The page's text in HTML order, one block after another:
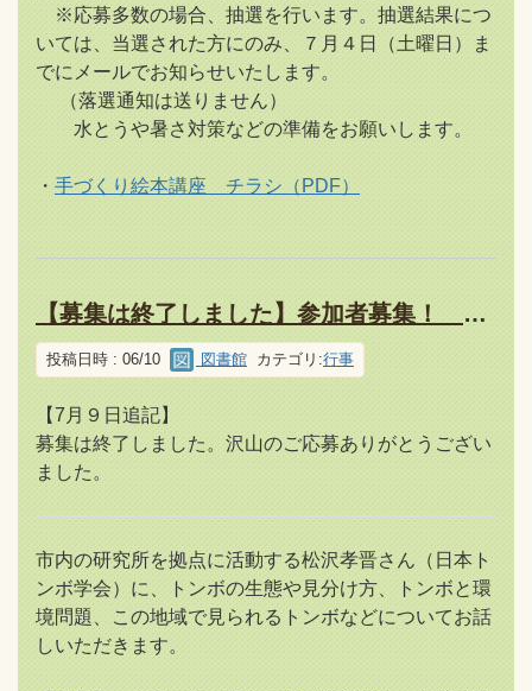
※応募多数の場合、抽選を行います。抽選結果につ
いては、当選された方にのみ、７月４日（土曜日）ま
でにメールでお知らせいたします。
（落選通知は送りません）
水とうや暑さ対策などの準備をお願いします。
・ 手づくり絵本講座 チラシ（PDF）
【募集は終了しました】参加者募集！ 講座「トンボはかせのトンボのはなし」
投稿日時 : 06/10 図書館 カテゴリ:行事
【7月９日追記】
募集は終了しました。沢山のご応募ありがとうござい
ました。
市内の研究所を拠点に活動する松沢孝晋さん（日本ト
ンボ学会）に、トンボの生態や見分け方、トンボと環
境問題、この地域で見られるトンボなどについてお話
しいただきます。